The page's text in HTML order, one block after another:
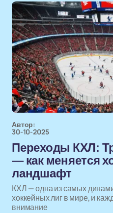
Автор:
30-10-2025
Переходы КХЛ:
— как меняется
ландшафт
КХЛ — одна из самых
хоккейных лиг в мире, и
внимание